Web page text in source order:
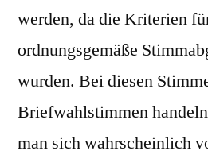
werden, da die Kriterien
ordnungsgemäße
wurden. Bei diesen
Briefwahlstimmen
man sich wahrscheinlich